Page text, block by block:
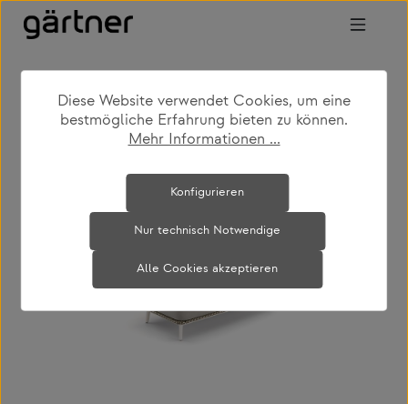
Zum Hauptinhalt springen
shop produkte
outdoor
outdoor loungemöbel
Bildergalerie überspringen
Diese Website verwendet Cookies, um eine
bestmögliche Erfahrung bieten zu können.
Mehr Informationen ...
Nur technisch Notwendige
Konfigurieren
Alle Cookies akzeptieren